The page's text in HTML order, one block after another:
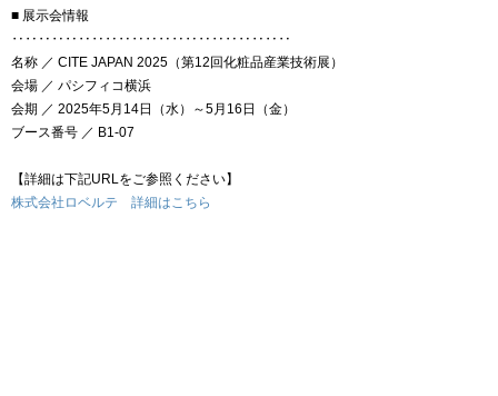
■ 展示会情報
‥‥‥‥‥‥‥‥‥‥‥‥‥‥‥‥‥‥‥‥‥
名称 ／ CITE JAPAN 2025（第12 回化粧品産業技術展）
会場 ／ パシフィコ横浜
会期 ／ 2025年5月14日（水）～5月16日（金）
ブース番号 ／ B1-07
【詳細は下記URLをご参照ください】
株式会社ロベルテ 詳細はこちら